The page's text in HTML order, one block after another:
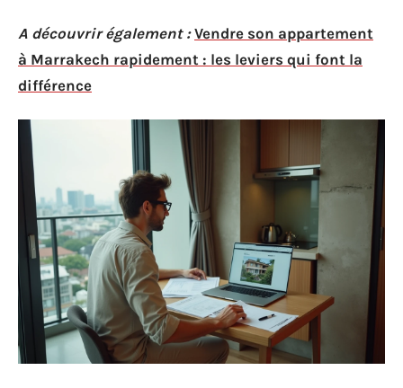
A découvrir également : Vendre son appartement
à Marrakech rapidement : les leviers qui font la
différence